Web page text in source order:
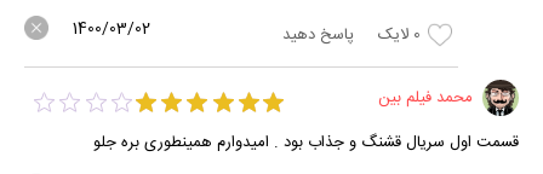
0 لایک پاسخ دهید 1400/03/02
محمد فیلم بین
قسمت اول سریال قشنگ و جذاب بود . امیدوارم همینطوری بره جلو